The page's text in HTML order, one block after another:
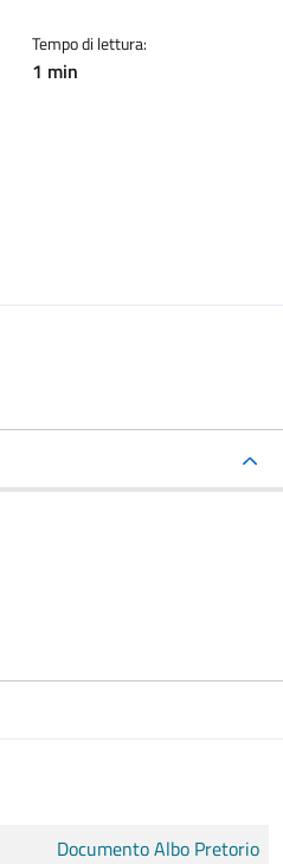
Tempo di lettura:
1 min
Documento Albo Pretorio